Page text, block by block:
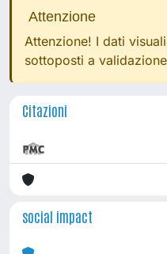
Attenzione
Attenzione! I dati
sottoposti a
Citazioni
social impact